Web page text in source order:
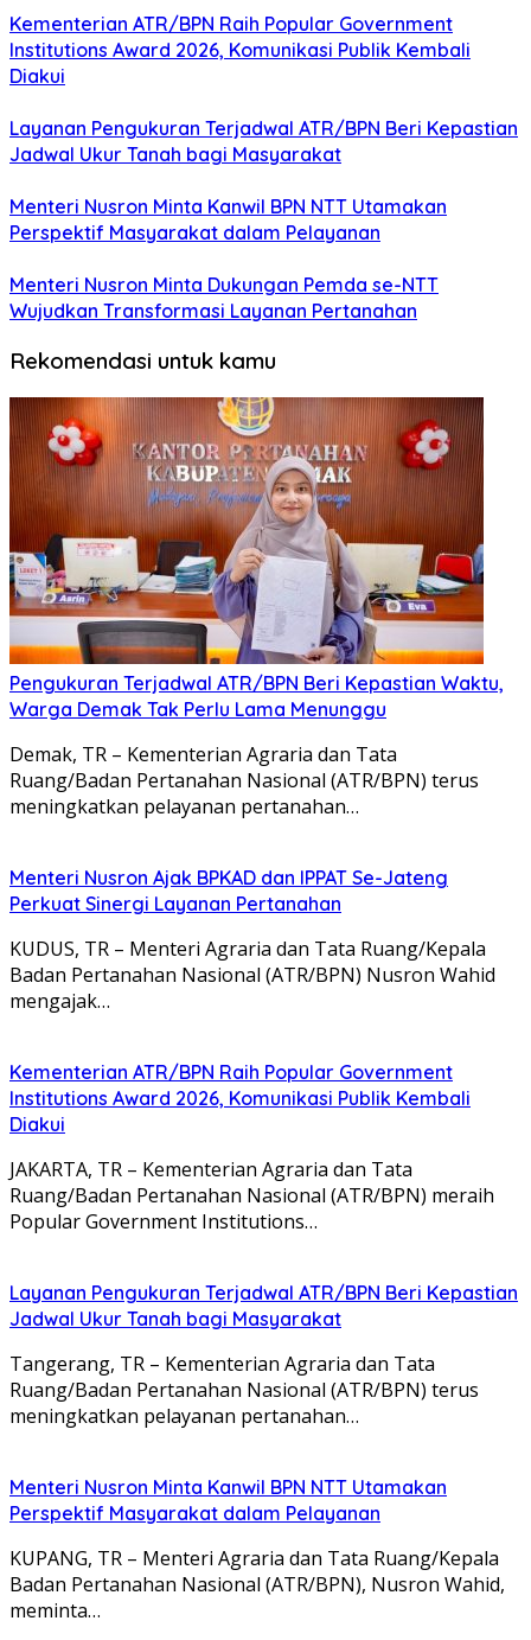
Kementerian ATR/BPN Raih Popular Government
Institutions Award 2026, Komunikasi Publik Kembali
Diakui
Layanan Pengukuran Terjadwal ATR/BPN Beri Kepastian
Jadwal Ukur Tanah bagi Masyarakat
Menteri Nusron Minta Kanwil BPN NTT Utamakan
Perspektif Masyarakat dalam Pelayanan
Menteri Nusron Minta Dukungan Pemda se-NTT
Wujudkan Transformasi Layanan Pertanahan
Rekomendasi untuk kamu
Pengukuran Terjadwal ATR/BPN Beri Kepastian Waktu,
Warga Demak Tak Perlu Lama Menunggu
Demak, TR – Kementerian Agraria dan Tata
Ruang/Badan Pertanahan Nasional (ATR/BPN) terus
meningkatkan pelayanan pertanahan…
Menteri Nusron Ajak BPKAD dan IPPAT Se-Jateng
Perkuat Sinergi Layanan Pertanahan
KUDUS, TR – Menteri Agraria dan Tata Ruang/Kepala
Badan Pertanahan Nasional (ATR/BPN) Nusron Wahid
mengajak…
Kementerian ATR/BPN Raih Popular Government
Institutions Award 2026, Komunikasi Publik Kembali
Diakui
JAKARTA, TR – Kementerian Agraria dan Tata
Ruang/Badan Pertanahan Nasional (ATR/BPN) meraih
Popular Government Institutions…
Layanan Pengukuran Terjadwal ATR/BPN Beri Kepastian
Jadwal Ukur Tanah bagi Masyarakat
Tangerang, TR – Kementerian Agraria dan Tata
Ruang/Badan Pertanahan Nasional (ATR/BPN) terus
meningkatkan pelayanan pertanahan…
Menteri Nusron Minta Kanwil BPN NTT Utamakan
Perspektif Masyarakat dalam Pelayanan
KUPANG, TR – Menteri Agraria dan Tata Ruang/Kepala
Badan Pertanahan Nasional (ATR/BPN), Nusron Wahid,
meminta…